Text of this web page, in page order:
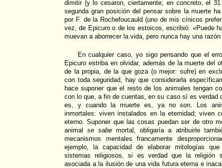
dimitir (y lo cesaron, ciertamente; en concreto, el
segunda gran posición del pensar sobre la muerte
por F. de la Rochefoucauld (uno de mis cínicos
vez, de Epicuro o de los estoicos, escribió: «Puede
muevan a aborrecer la vida, pero nunca hay una
En cualquier caso, yo sigo pensando que el
Epicuro estriba en olvidar, además de la muerte del
de la propia, de la que goza (o mejor: sufre) en
con toda seguridad, hay que considerarla
hace suponer que el resto de los animales tengan
con lo que, a fin de cuentas, en su caso sí es verdad
es, y cuando la muerte es, ya no son. Los
inmortales: viven instalados en la eternidad; viven
eterno. Suponer que las cosas puedan ser de otro
animalse sabe mortal, obligaría a atribuirle
mecanismos mentales francamente
ejemplo, la capacidad de elaborar mitologías
sistemas religiosos, si es verdad que la religión
asociada a la ilusión de una vida futura eterna e